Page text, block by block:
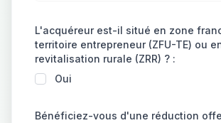
L'acquéreur est-il situé en zone
territoire entrepreneur (ZFU-TE) ou
revitalisation rurale (ZRR) ? :
Oui
Bénéficiez-vous d'une réduction